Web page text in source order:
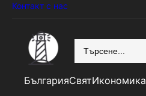
Контакт с нас
БългарияСвятИкономика